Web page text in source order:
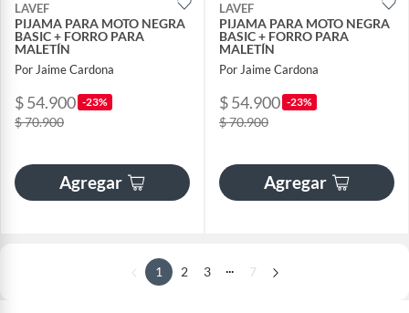
LAVEF
PIJAMA PARA MOTO NEGRA
BASIC + FORRO PARA
MALETÍN
Por Jaime Cardona
$ 54.900 -23%
$ 70.900
Agregar
LAVEF
PIJAMA PARA MOTO NEGRA
BASIC + FORRO PARA
MALETÍN
Por Jaime Cardona
$ 54.900 -23%
$ 70.900
Agregar
1 2 3 ... 7